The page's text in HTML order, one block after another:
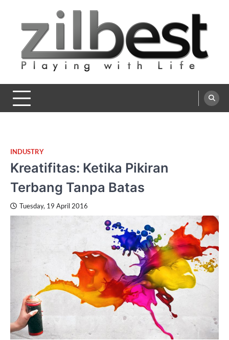
content
Zilbest
Playing with Life
INDUSTRY
Kreatifitas: Ketika Pikiran
Terbang Tanpa Batas
Tuesday, 19 April 2016